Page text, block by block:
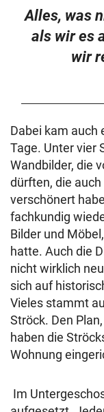
Alles, was
als wir es
wir
Dabei kam auch
Tage. Unter vier
Wandbilder, die
dürften, die
verschönert
fachkundig
Bilder und
hatte. Auch die
nicht wirklich
sich auf
Vieles stammt
Ströck. Den
haben die
Wohnung
Im